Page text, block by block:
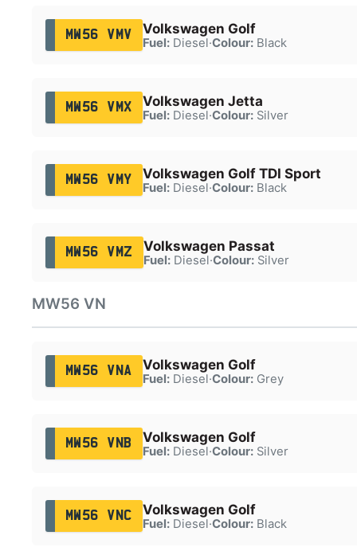
MW56 VMV Volkswagen Golf
Fuel:Diesel·Colour:Black
MW56 VMX Volkswagen Jetta
Fuel:Diesel·Colour:Silver
MW56 VMY Volkswagen Golf TDI Sport
Fuel:Diesel·Colour:Black
MW56 VMZ Volkswagen Passat
Fuel:Diesel·Colour:Silver
MW56 VN
MW56 VNA Volkswagen Golf
Fuel:Diesel·Colour:Grey
MW56 VNB Volkswagen Golf
Fuel:Diesel·Colour:Silver
MW56 VNC Volkswagen Golf
Fuel:Diesel·Colour:Black